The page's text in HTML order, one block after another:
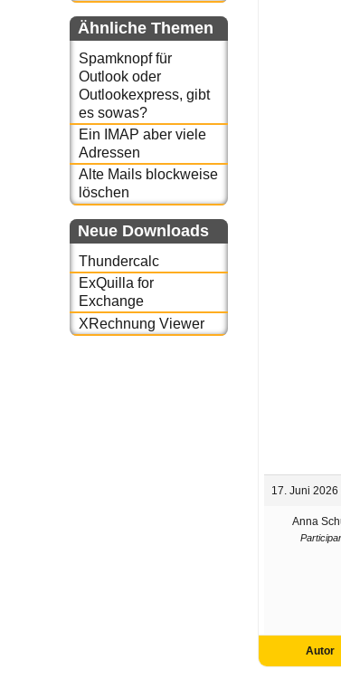
Ähnliche Themen
Spamknopf für
Outlook oder
Outlookexpress, gibt
es sowas?
Ein IMAP aber viele
Adressen
Alte Mails blockweise
löschen
Neue Downloads
Thundercalc
ExQuilla for
Exchange
XRechnung Viewer
17. Juni
Anna
Autor